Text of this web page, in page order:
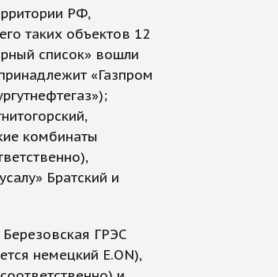
РФ,
таких объектов 12
список» вошли
«Газпром
комбинаты
Братский и
ГРЭС
немецкий E.ON),